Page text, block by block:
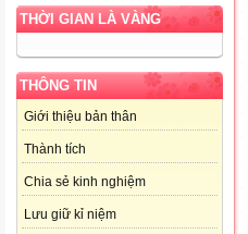
THỜI GIAN LÀ VÀNG
THÔNG TIN
Giới thiệu bản thân
Thành tích
Chia sẻ kinh nghiệm
Lưu giữ kỉ niệm